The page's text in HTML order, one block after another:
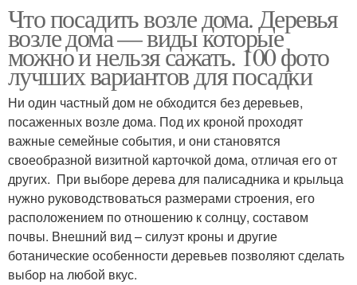
Что посадить возле дома. Деревья
возле дома — виды которые
можно и нельзя сажать. 100 фото
лучших вариантов для посадки
Ни один частный дом не обходится без деревьев,
посаженных возле дома. Под их кроной проходят
важные семейные события, и они становятся
своеобразной визитной карточкой дома, отличая его от
других. При выборе дерева для палисадника и крыльца
нужно руководствоваться размерами строения, его
расположением по отношению к солнцу, составом
почвы. Внешний вид – силуэт кроны и другие
ботанические особенности деревьев позволяют сделать
выбор на любой вкус.